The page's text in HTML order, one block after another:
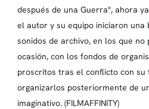
después de una Guerra", ahora
el autor y su equipo iniciaron una
sonidos de archivo, en los que
ocasión, con los fondos de
proscritos tras el conflicto con
organizarlos posteriormente de
imaginativo. (FILMAFFINITY)